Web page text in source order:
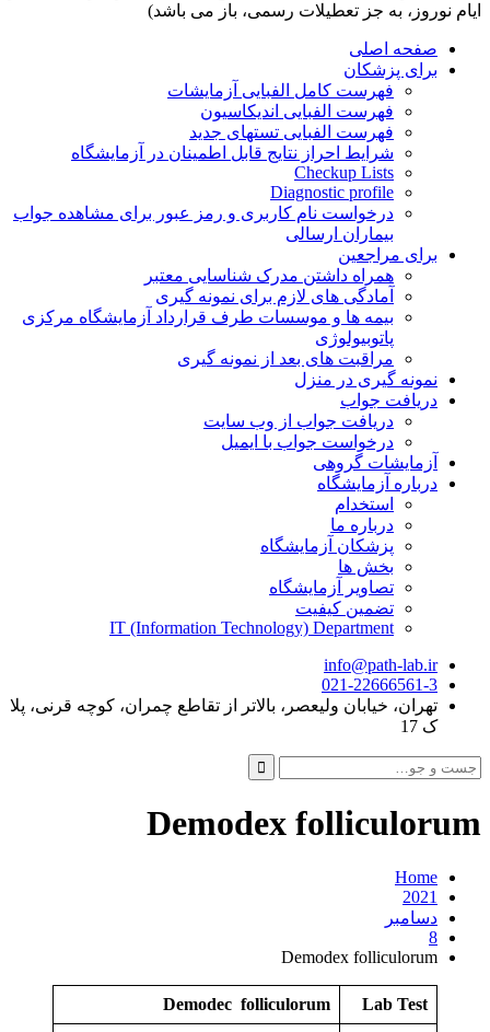
ایام نوروز، به جز تعطیلات رسمی، باز می باشد)
صفحه اصلی
برای پزشکان
فهرست کامل الفبایی آزمایشات
فهرست الفبایی اندیکاسیون
فهرست الفبایی تستهای جدید
شرایط احراز نتایج قابل اطمینان در آزمایشگاه
Checkup Lists
Diagnostic profile
درخواست نام کاربری و رمز عبور برای مشاهده جواب
بیماران ارسالی
برای مراجعین
همراه داشتن مدرک شناسایی معتبر
آمادگی های لازم برای نمونه گیری
بیمه ها و موسسات طرف قرارداد آزمایشگاه مرکزی
پاتوبیولوژی
مراقبت های بعد از نمونه گیری
نمونه گیری در منزل
دریافت جواب
دریافت جواب از وب سایت
درخواست جواب با ایمیل
آزمایشات گروهی
درباره آزمایشگاه
استخدام
درباره ما
پزشکان آزمایشگاه
بخش ها
تصاویر آزمایشگاه
تضمین کیفیت
IT (Information Technology) Department
info@path-lab.ir
021-22666561-3
تهران، خیابان ولیعصر، بالاتر از تقاطع چمران، کوچه قرنی، پلا
ک 17
جست
و
برای:
Demodex folliculorum
Home
2021
دسامبر
8
Demodex folliculorum
Lab Test
Demodec folliculorum